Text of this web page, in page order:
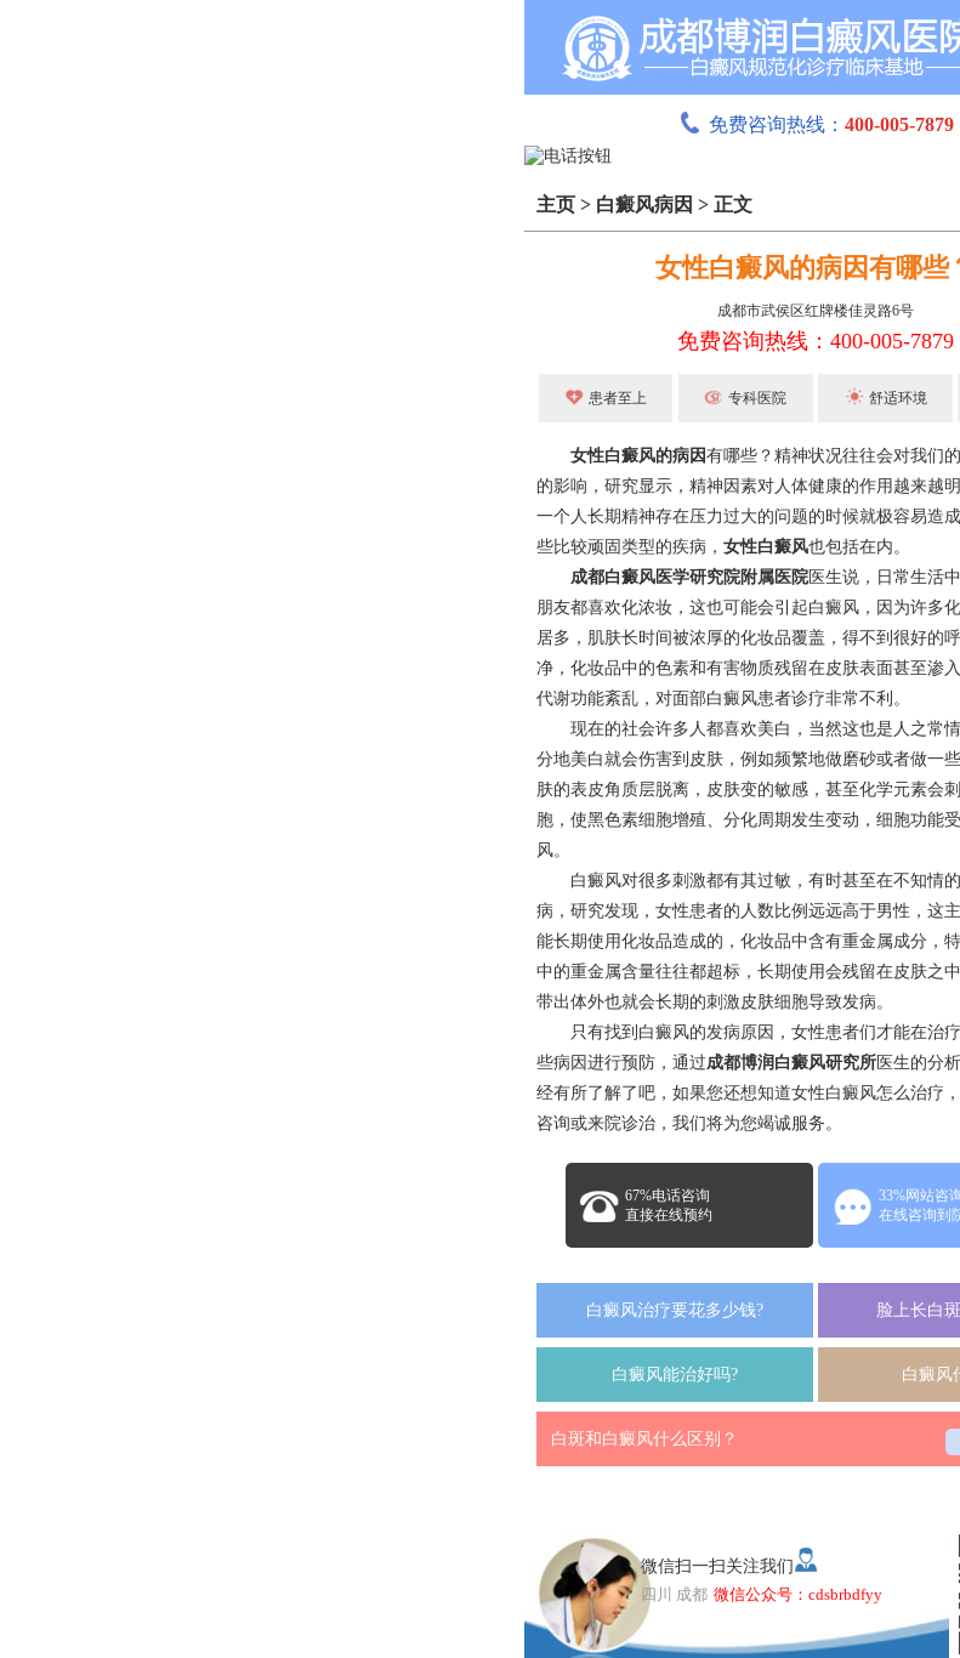
免费咨询热线： 400-005-7879
主页 > 白癜风病因 > 正文
女性白癜风的病因有哪些
成都市武侯区红牌楼佳灵路6号
免费咨询热线：400-005-7879
患者至上 专科医院 舒适环境
女性白癜风的病因有哪些？精神状况往往会对我们
的影响，研究显示，精神因素对人体健康的作用越来越
一个人长期精神存在压力过大的问题的时候就极容易造
些比较顽固类型的疾病， 女性白癜风也包括在内。
成都白癜风医学研究院附属医院 医生说，日常生活
朋友都喜欢化浓妆，这也可能会引起白癜风，因为许多
居多，肌肤长时间被浓厚的化妆品覆盖，得不到很好的
净，化妆品中的色素和有害物质残留在皮肤表面甚至渗
代谢功能紊乱，对面部白癜风患者诊疗非常不利。
现在的社会许多人都喜欢美白，当然这也是人之常
分地美白就会伤害到皮肤，例如频繁地做磨砂或者做一
肤的表皮角质层脱离，皮肤变的敏感，甚至化学元素会
胞，使黑色素细胞增殖、分化周期发生变动，细胞功能
风。
白癜风对很多刺激都有其过敏，有时甚至在不知情
病，研究发现，女性患者的人数比例远远高于男性，这
能长期使用化妆品造成的，化妆品中含有重金属成分，
中的重金属含量往往都超标，长期使用会残留在皮肤之
带出体外也就会长期的刺激皮肤细胞导致发病。
只有找到白癜风的发病原因，女性患者们才能在治
些病因进行预防，通过成都博润白癜风研究所 医生的分
经有所了解了吧，如果您还想知道女性白癜风怎么治疗
咨询或来院诊治，我们将为您竭诚服务。
67%电话咨询
直接在线预约
33%网站咨
在线咨询到
白癜风治疗要花多少钱? 脸上长白
白癜风能治好吗? 白癜风
白斑和白癜风什么区别？
微信扫一扫关注我们
四川 成都 微信公众号：cdsbrbdfyy